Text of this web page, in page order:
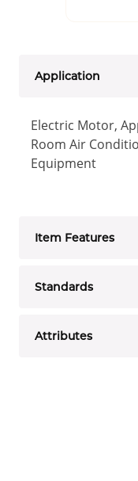
Application
Electric Motor,
Room Air
Equipment
Item Features
Standards
Attributes